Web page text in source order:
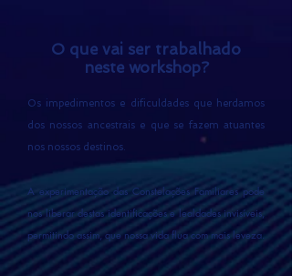
O que vai ser trabalhado
neste workshop?
Os impedimentos e dificuldades que herdamos
dos nossos ancestrais e que se fazem atuantes
nos nossos destinos.
A experimentação das Constelações Familiares pode
nos liberar destas identificações e lealdades invisíveis,
permitindo assim, que nossa vida flua com mais leveza.